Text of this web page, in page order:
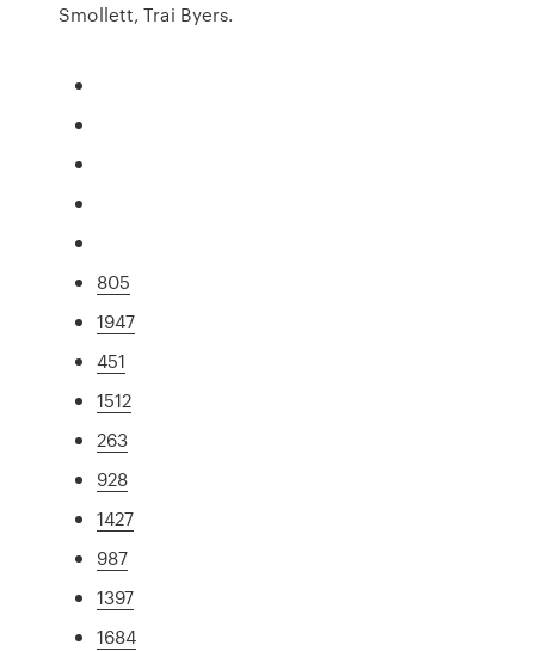
Smollett, Trai Byers.
805
1947
451
1512
263
928
1427
987
1397
1684